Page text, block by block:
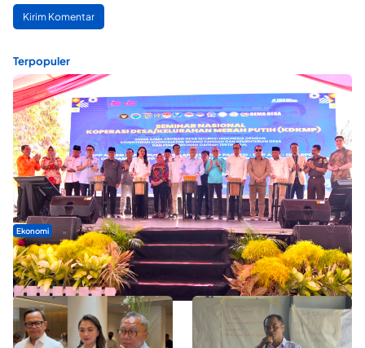
Terpopuler
Ekonomi
Seminar di Ternate, Mendes Perkuat Sinergi Percepatan
Kopdes Merah Putih